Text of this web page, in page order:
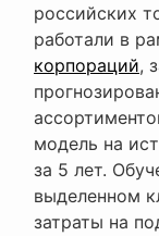
российских
работали в
корпораций,
модель на
за 5 лет.
выделенном
затраты на